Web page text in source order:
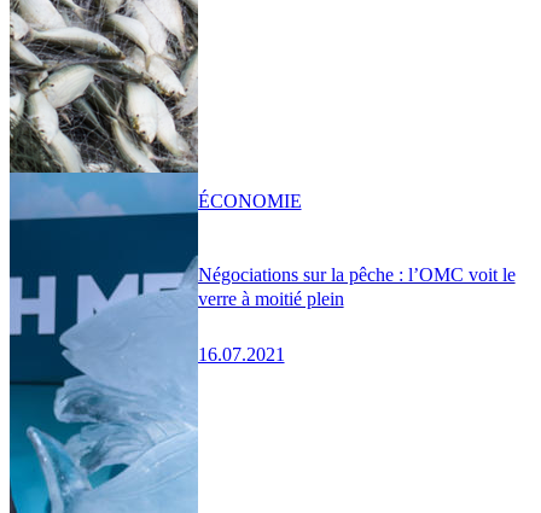
Négociations sur la pêche : l’OMC voit le
verre à moitié plein
16.07.2021
ÉCONOMIE